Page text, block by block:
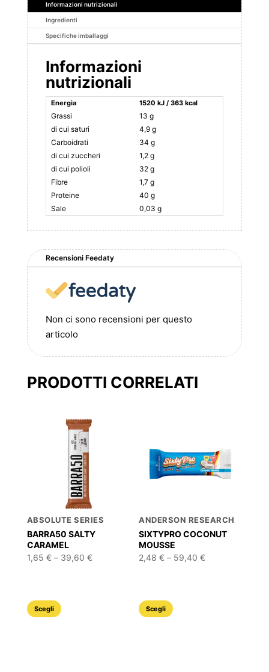
Informazioni nutrizionali
Ingredienti
Specifiche imballaggi
Informazioni
nutrizionali
Energia 1520 kJ / 363 kcal
Grassi
13 g
di cui saturi
4,9 g
Carboidrati
34 g
di cui zuccheri
1,2 g
di cui polioli
32 g
Fibre
1,7 g
Proteine
40 g
Sale
0,03 g
Recensioni Feedaty
Non ci sono recensioni per questo
articolo
PRODOTTI CORRELATI
ABSOLUTE SERIES
BARRA50 SALTY
CARAMEL
1,65 € – 39,60 €Fascia
Scegli
Questo
ANDERSON RESEARCH
SIXTYPRO COCONUT
MOUSSE
2,48€ – 59,40€Fascia
Scegli
Questo